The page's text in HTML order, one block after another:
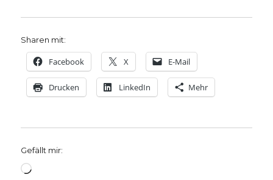
Sharen mit:
Facebook X E-Mail
Drucken LinkedIn Mehr
Gefällt mir:
Wird